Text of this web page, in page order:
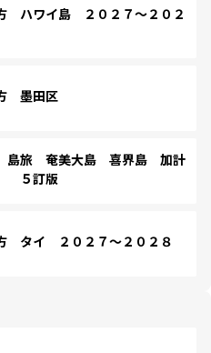
ハワイ島 ２０２７～２０２
墨田区
島旅 奄美大島 喜界島 加計
５訂版
タイ ２０２７～２０２８